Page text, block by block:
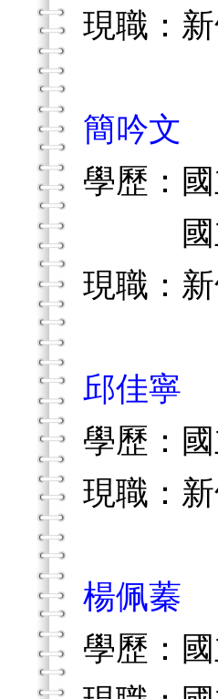
現職：
簡吟文
學歷：
國立
現職：
邱佳寧
學歷：
現職：
楊佩蓁
學歷：